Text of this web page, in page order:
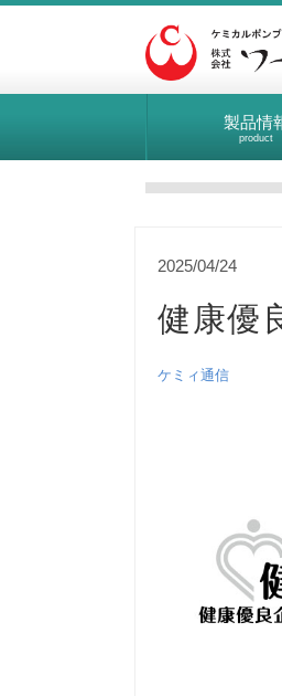
製品情
product
健康
2025/04/24
健康優
ケミィ通信